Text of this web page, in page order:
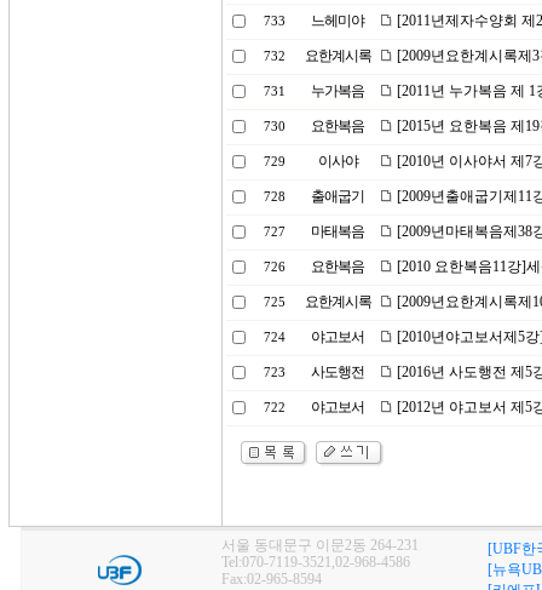
733 느헤미야 [2011년제자수양회
732 요한계시록 [2009년요한계시록제
731 누가복음 [2011년 누가복음 제
730 요한복음 [2015년 요한복음 제
729 이사야 [2010년 이사야서 제7
728 출애굽기 [2009년출애굽기제11
727 마태복음 [2009년마태복음제38
726 요한복음 [2010 요한복음11강]
725 요한계시록 [2009년요한계시록제
724 야고보서 [2010년야고보서제5
723 사도행전 [2016년 사도행전 제5
722 야고보서 [2012년 야고보서 제5
서울 동대문구 이문2동 264-231
Tel:070-7119-3521,02-968-4586
Fax:02-965-8594
[UBF한
[뉴욕